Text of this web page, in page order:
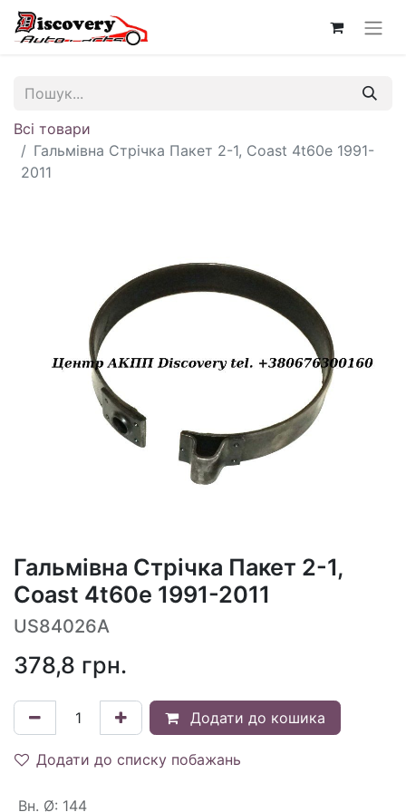
Всі товари
Гальмівна Стрічка Пакет 2-1, Coast 4t60e 1991-
2011
Гальмівна Стрічка Пакет 2-1,
Coast 4t60e 1991-2011
US84026A
378,8 грн.
Додати до кошика
Додати до списку побажань
Вн. Ø: 144